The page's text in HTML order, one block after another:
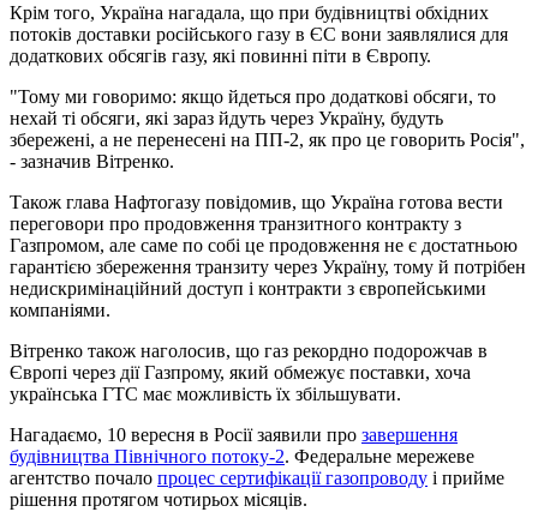
Крім того, Україна нагадала, що при будівництві обхідних
потоків доставки російського газу в ЄС вони заявлялися для
додаткових обсягів газу, які повинні піти в Європу.
"Тому ми говоримо: якщо йдеться про додаткові обсяги, то
нехай ті обсяги, які зараз йдуть через Україну, будуть
збережені, а не перенесені на ПП-2, як про це говорить Росія",
- зазначив Вітренко.
Також глава Нафтогазу повідомив, що Україна готова вести
переговори про продовження транзитного контракту з
Газпромом, але саме по собі це продовження не є достатньою
гарантією збереження транзиту через Україну, тому й потрібен
недискримінаційний доступ і контракти з європейськими
компаніями.
Вітренко також наголосив, що газ рекордно подорожчав в
Європі через дії Газпрому, який обмежує поставки, хоча
українська ГТС має можливість їх збільшувати.
Нагадаємо, 10 вересня в Росії заявили про завершення
будівництва Північного потоку-2. Федеральне мережеве
агентство почало процес сертифікації газопроводу і прийме
рішення протягом чотирьох місяців.